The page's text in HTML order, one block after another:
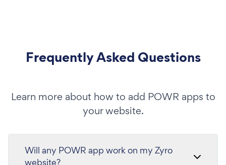
Frequently Asked Questions
Learn more about how to add POWR apps to
your website.
Will any POWR app work on my Zyro
website?